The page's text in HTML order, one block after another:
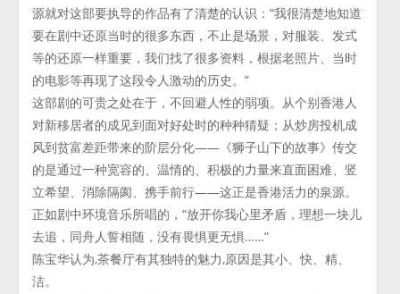
源就对这部要执导的作品有了清楚的认识：“我很清楚地知道
要在剧中还原当时的很多东西，不止是场景，对服装、发式
等的还原一样重要，我们找了很多资料，根据老照片、当时
的电影等再现了这段令人激动的历史。”
这部剧的可贵之处在于，不回避人性的弱项。从个别香港人
对新移居者的成见到面对好处时的种种猜疑；从炒房投机成
风到贫富差距带来的阶层分化——《狮子山下的故事》传交
的是通过一种宽容的、温情的、积极的力量来直面困难、竖
立希望、消除隔阂、携手前行——这正是香港活力的泉源。
正如剧中环境音乐所唱的，“放开你我心里矛盾，理想一块儿
去追，同舟人誓相随，没有畏惧更无惧……”
陈宝华认为,茶餐厅有其独特的魅力,原因是其小、快、精、
洁。